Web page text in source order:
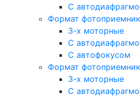
С
Формат
3-х моторные
С
С автофокусом
Формат
3-х моторные
С